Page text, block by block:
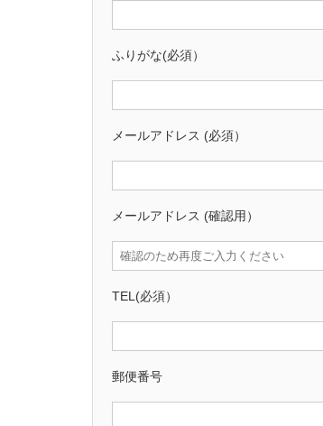
ふりがな(必須）
メールアドレス (必須）
メールアドレス (確認用）
TEL(必須）
郵便番号